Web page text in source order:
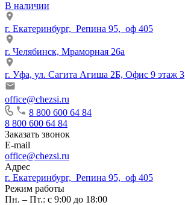
В наличии
г. Екатеринбург, Репина 95, оф 405
г. Челябинск, Мраморная 26а
г. Уфа, ул. Сагита Агиша 2Б, Офис 9 этаж 3
office@chezsi.ru
8 800 600 64 84
8 800 600 64 84
Заказать звонок
E-mail
office@chezsi.ru
Адрес
г. Екатеринбург, Репина 95, оф 405
Режим работы
Пн. – Пт.: с 9:00 до 18:00